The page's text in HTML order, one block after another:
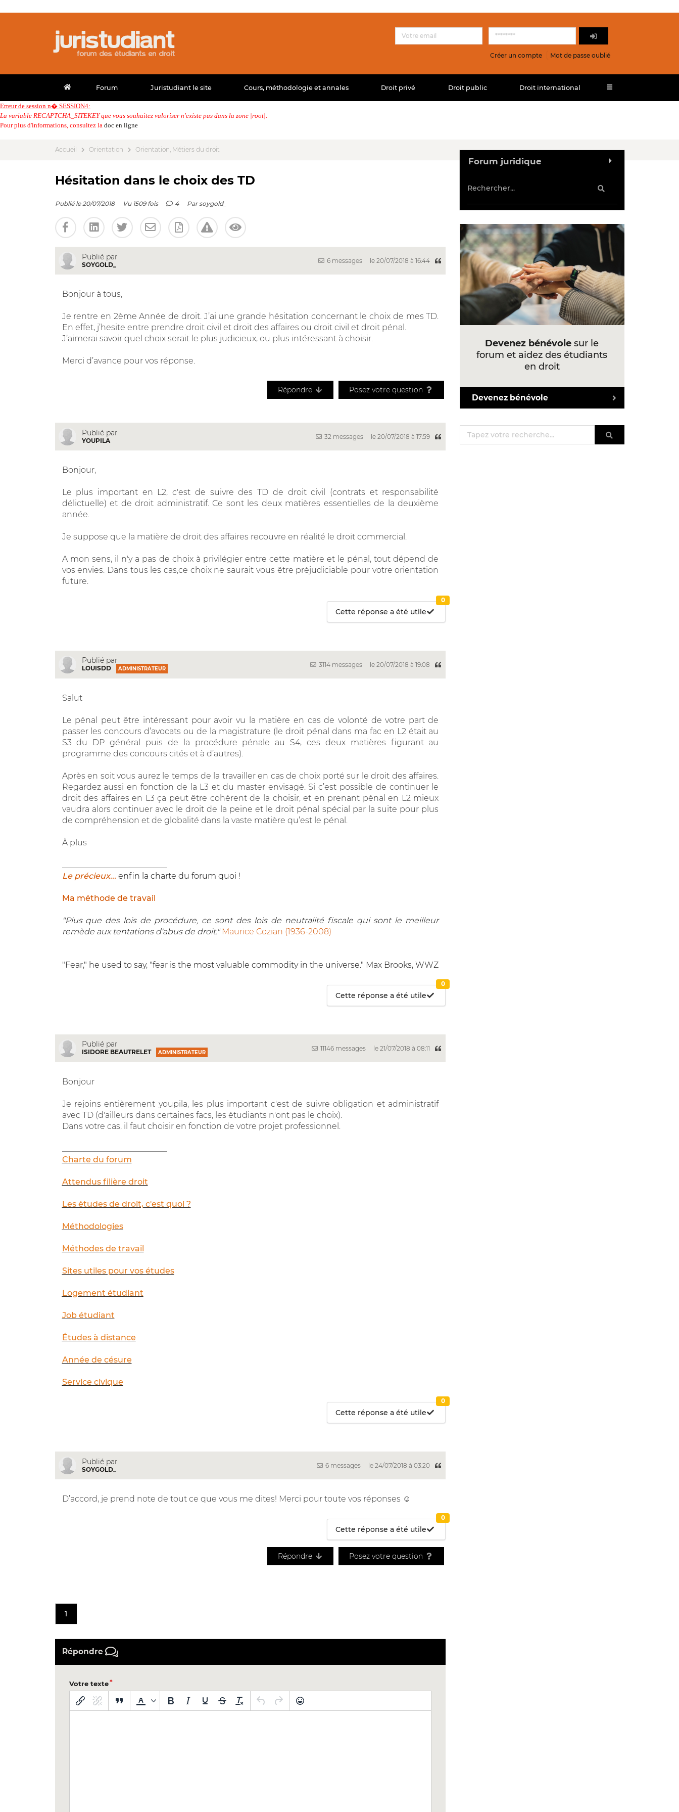
Créer un compte Mot de passe oublié
Forum Juristudiant le site Cours, méthodologie et annales Droit privé Droit public Droit international
Erreur de session n� SESSION4:
La variable RECAPTCHA_SITEKEY que vous souhaitez valoriser n'existe pas dans la zone |root|.
Pour plus d'informations, consultez la doc en ligne
Accueil Orientation Orientation, Métiers du droit
Hésitation dans le choix des TD
Publié le 20/07/2018 Vu 1509 fois 4 Par soygold_
Publié par
SOYGOLD_
6 messages le 20/07/2018 à 16:44
Bonjour à tous,
Je rentre en 2ème Année de droit. J’ai une grande hésitation concernant le choix de mes TD.
En effet, j’hesite entre prendre droit civil et droit des affaires ou droit civil et droit pénal.
J’aimerai savoir quel choix serait le plus judicieux, ou plus intéressant à choisir.
Merci d’avance pour vos réponse.
Répondre Posez votre question
Publié par
YOUPILA
32 messages le 20/07/2018 à 17:59
Bonjour,
Le plus important en L2, c'est de suivre des TD de droit civil (contrats et responsabilité
délictuelle) et de droit administratif. Ce sont les deux matières essentielles de la deuxième
année.
Je suppose que la matière de droit des affaires recouvre en réalité le droit commercial.
A mon sens, il n'y a pas de choix à privilégier entre cette matière et le pénal, tout dépend de
vos envies. Dans tous les cas,ce choix ne saurait vous être préjudiciable pour votre orientation
future.
Cette réponse a été utile
0
Publié par
LOUISDD ADMINISTRATEUR
3114 messages le 20/07/2018 à 19:08
Salut
Le pénal peut être intéressant pour avoir vu la matière en cas de volonté de votre part de
passer les concours d’avocats ou de la magistrature (le droit pénal dans ma fac en L2 était au
S3 du DP général puis de la procédure pénale au S4, ces deux matières figurant au
programme des concours cités et à d’autres).
Après en soit vous aurez le temps de la travailler en cas de choix porté sur le droit des affaires.
Regardez aussi en fonction de la L3 et du master envisagé. Si c’est possible de continuer le
droit des affaires en L3 ça peut être cohérent de la choisir, et en prenant pénal en L2 mieux
vaudra alors continuer avec le droit de la peine et le droit pénal spécial par la suite pour plus
de compréhension et de globalité dans la vaste matière qu’est le pénal.
À plus
Le précieux... enfin la charte du forum quoi !
Ma méthode de travail
"Plus que des lois de procédure, ce sont des lois de neutralité fiscale qui sont le meilleur
remède aux tentations d'abus de droit." Maurice Cozian (1936-2008)
"Fear," he used to say, "fear is the most valuable commodity in the universe." Max Brooks, WWZ
Cette réponse a été utile
0
Publié par
ISIDORE BEAUTRELET ADMINISTRATEUR
11146 messages le 21/07/2018 à 08:11
Bonjour
Je rejoins entièrement youpila, les plus important c'est de suivre obligation et administratif
avec TD (d'ailleurs dans certaines facs, les étudiants n'ont pas le choix).
Dans votre cas, il faut choisir en fonction de votre projet professionnel.
Charte du forum
Attendus filière droit
Les études de droit, c'est quoi ?
Méthodologies
Méthodes de travail
Sites utiles pour vos études
Logement étudiant
Job étudiant
Études à distance
Année de césure
Service civique
Cette réponse a été utile
0
Publié par
SOYGOLD_
6 messages le 24/07/2018 à 03:20
D’accord, je prend note de tout ce que vous me dites! Merci pour toute vos réponses ☺️
Cette réponse a été utile
0
Répondre Posez votre question
1
Répondre
Votre texte
Forum juridique
Devenez bénévole sur le
forum et aidez des étudiants
en droit
Devenez bénévole